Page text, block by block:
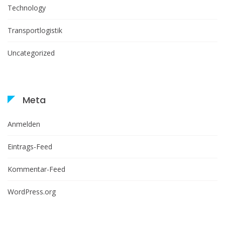
Technology
Transportlogistik
Uncategorized
Meta
Anmelden
Eintrags-Feed
Kommentar-Feed
WordPress.org